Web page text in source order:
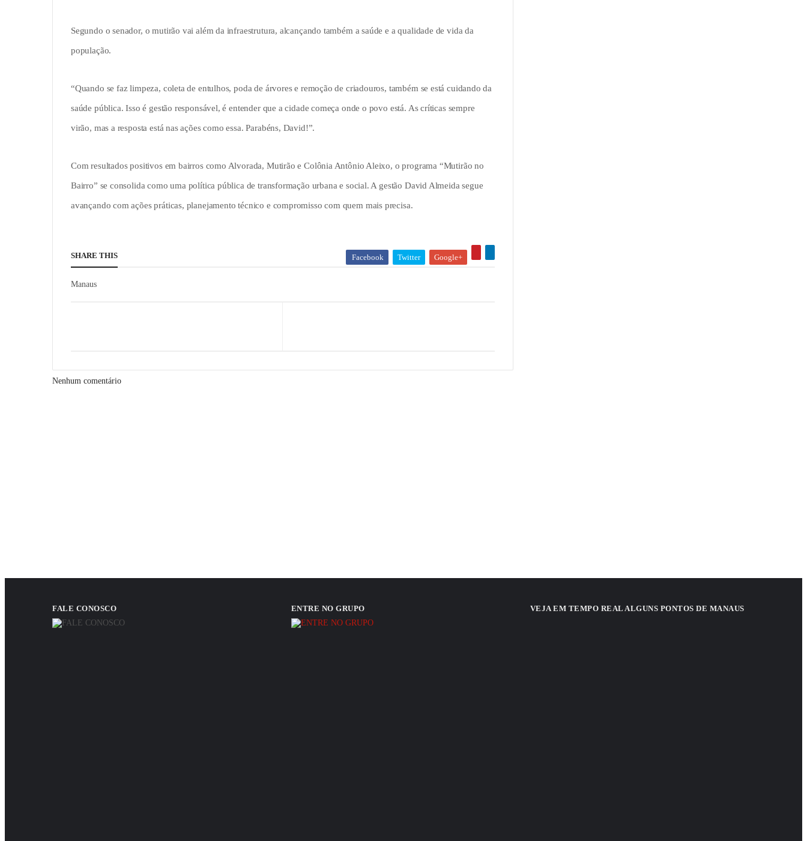
Segundo o senador, o mutirão vai além da infraestrutura, alcançando também a saúde e a qualidade de vida da
população.
“Quando se faz limpeza, coleta de entulhos, poda de árvores e remoção de criadouros, também se está cuidando da
saúde pública. Isso é gestão responsável, é entender que a cidade começa onde o povo está. As críticas sempre
virão, mas a resposta está nas ações como essa. Parabéns, David!”.
Com resultados positivos em bairros como Alvorada, Mutirão e Colônia Antônio Aleixo, o programa “Mutirão no
Bairro” se consolida como uma política pública de transformação urbana e social. A gestão David Almeida segue
avançando com ações práticas, planejamento técnico e compromisso com quem mais precisa.
SHARE THIS Facebook Twitter Google+
Manaus
Nenhum comentário
FALE CONOSCO ENTRE NO GRUPO VEJA EM TEMPO REAL ALGUNS PONTOS DE MANAUS